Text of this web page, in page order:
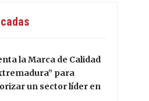
la Marca de Calidad
para
un sector líder en